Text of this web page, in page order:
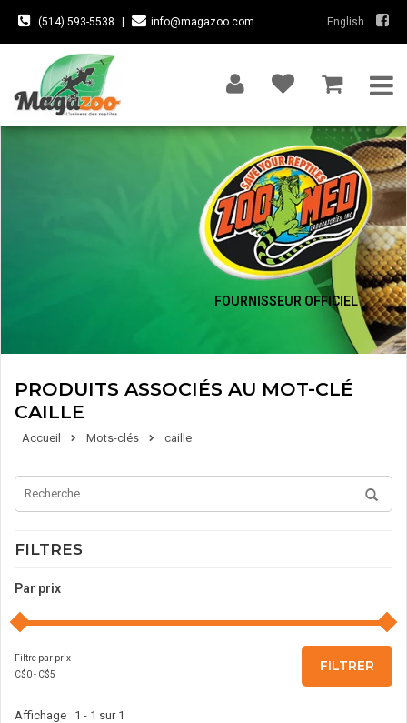
(514) 593-5538 info@magazoo.com English
FOURNISSEUR OFFICIEL
PRODUITS ASSOCIÉS AU MOT-CLÉ
CAILLE
Accueil Mots-clés caille
FILTRES
Par prix
Filtre par prix
C$0- C$5
FILTRER
Affichage 1 - 1 sur 1